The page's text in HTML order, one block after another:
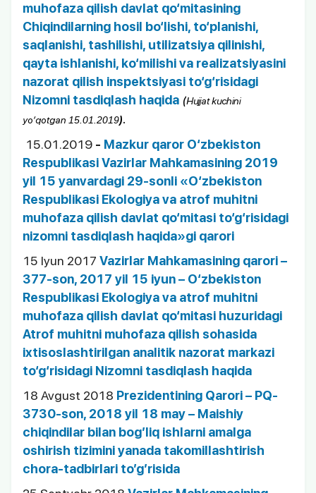
muhofaza qilish davlat qo‘mitasining
Chiqindilarning hosil bo‘lishi, to‘planishi,
saqlanishi, tashilishi, utilizatsiya qilinishi,
qayta ishlanishi, ko‘milishi va realizatsiyasini
nazorat qilish inspektsiyasi to‘g‘risidagi
Nizomni tasdiqlash haqida (Hujjat kuchini
yo‘qotgan 15.01.2019).
15.01.2019 - Mazkur qaror O‘zbekiston
Respublikasi Vazirlar Mahkamasining 2019
yil 15 yanvardagi 29-sonli «O‘zbekiston
Respublikasi Ekologiya va atrof muhitni
muhofaza qilish davlat qo‘mitasi to‘g‘risidagi
nizomni tasdiqlash haqida»gi qarori
15 Iyun 2017 Vazirlar Mahkamasining qarori –
377-son, 2017 yil 15 iyun – O‘zbekiston
Respublikasi Ekologiya va atrof muhitni
muhofaza qilish davlat qo‘mitasi huzuridagi
Atrof muhitni muhofaza qilish sohasida
ixtisoslashtirilgan analitik nazorat markazi
to‘g‘risidagi Nizomni tasdiqlash haqida
18 Avgust 2018 Prezidentining Qarori – PQ-
3730-son, 2018 yil 18 may – Maishiy
chiqindilar bilan bog’liq ishlarni amalga
oshirish tizimini yanada takomillashtirish
chora-tadbirlari to’g’risida